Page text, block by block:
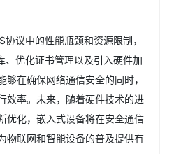
议中的性能瓶颈和资源限制，
、优化证书管理以及引入硬件加
在确保网络通信安全的同时，
效率。未来，随着硬件技术的进
优化，嵌入式设备将在安全通信
物联网和智能设备的普及提供有